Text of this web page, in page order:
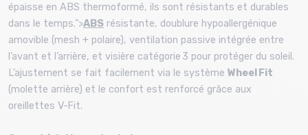
épaisse en ABS thermoformé, ils sont résistants et durables
dans le temps.">ABS résistante, doublure hypoallergénique
amovible (mesh + polaire), ventilation passive intégrée entre
l’avant et l’arrière, et visière catégorie 3 pour protéger du soleil.
L’ajustement se fait facilement via le système Wheel Fit
(molette arrière) et le confort est renforcé grâce aux
oreillettes V‑Fit.